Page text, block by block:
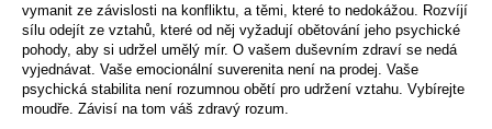
vymanit ze závislosti na konfliktu, a těmi, které to nedokážou. Rozvíjí
sílu odejít ze vztahů, které od něj vyžadují obětování jeho psychické
pohody, aby si udržel umělý mír. O vašem duševním zdraví se nedá
vyjednávat. Vaše emocionální suverenita není na prodej. Vaše
psychická stabilita není rozumnou obětí pro udržení vztahu. Vybírejte
moudře. Závisí na tom váš zdravý rozum.